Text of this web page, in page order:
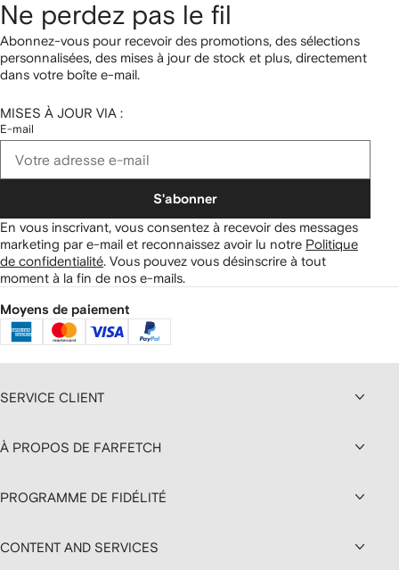
Ne perdez pas le fil
Abonnez-vous pour recevoir des promotions, des sélections
personnalisées, des mises à jour de stock et plus, directement
dans votre boîte e-mail.
MISES À JOUR VIA :
E-mail
S'abonner
En vous inscrivant, vous consentez à recevoir des messages
marketing par e-mail et reconnaissez avoir lu notre Politique
de confidentialité. Vous pouvez vous désinscrire à tout
moment à la fin de nos e-mails.
Moyens de paiement
SERVICE CLIENT
À PROPOS DE FARFETCH
PROGRAMME DE FIDÉLITÉ
CONTENT AND SERVICES